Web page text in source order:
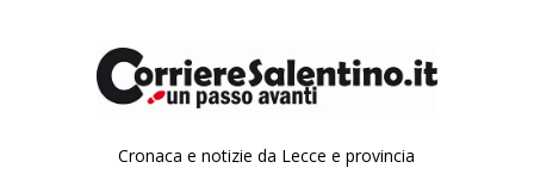
Cronaca e notizie da Lecce e provincia